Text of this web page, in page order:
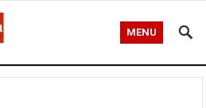
MENU